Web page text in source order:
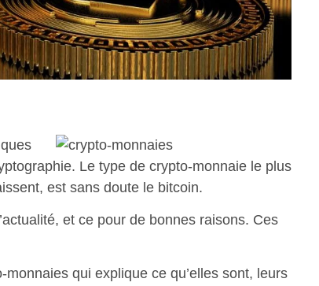
Le type de crypto-monnaie le plus
est sans doute le bitcoin.
et ce pour de bonnes raisons. Ces
qui explique ce qu’elles sont, leurs